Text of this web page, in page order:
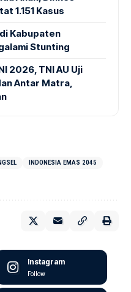
1.151 Kasus
Kabupaten
Stunting
2026, TNI AU Uji
Antar Matra,
INDONESIA EMAS 2045
Instagram
Follow